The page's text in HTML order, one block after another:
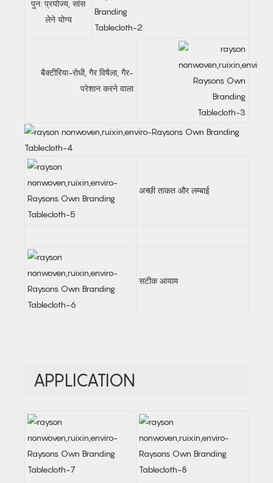
पुन: प्रयोज्य, सांस
लेने योग्य
बैक्टीरिया-रोधी, गैर विषैला, गैर-
परेशान करने वाला
अच्छी ताकत और लम्बाई
सटीक आयाम
APPLICATION